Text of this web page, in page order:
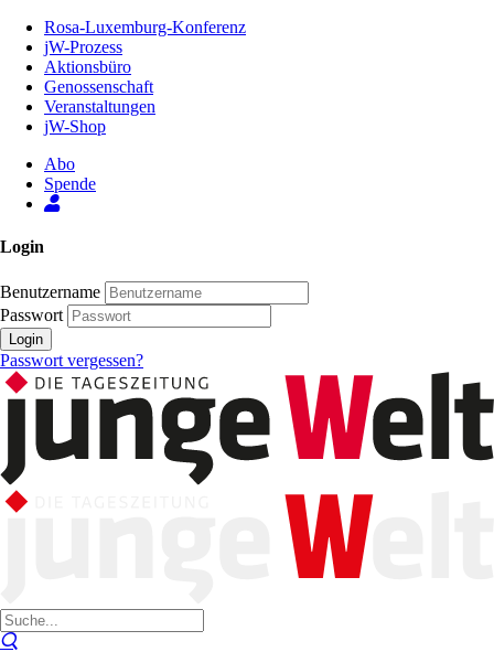
Inhalt
Seite
Rosa-Luxemburg-Konferenz
jW-Prozess
Aktionsbüro
Genossenschaft
Veranstaltungen
jW-Shop
Abo
Spende
Login
Benutzername
Passwort
Login
Passwort vergessen?